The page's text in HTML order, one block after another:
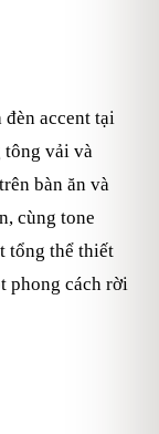
accent tại
tông vải và
bàn ăn và
cùng tone
tổng thể thiết
phong cách rời